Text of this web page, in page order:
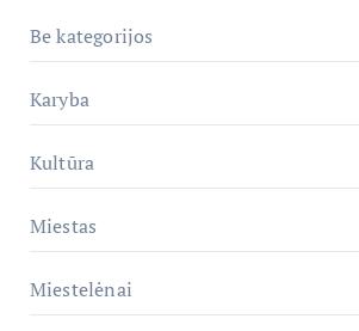
Be kategorijos
Karyba
Kultūra
Miestas
Miestelėnai